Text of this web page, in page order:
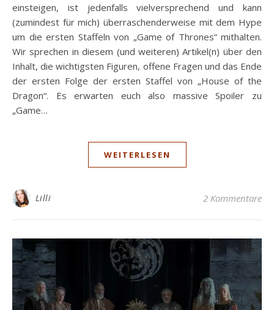
einsteigen, ist jedenfalls vielversprechend und kann
(zumindest für mich) überraschenderweise mit dem Hype
um die ersten Staffeln von „Game of Thrones“ mithalten.
Wir sprechen in diesem (und weiteren) Artikel(n) über den
Inhalt, die wichtigsten Figuren, offene Fragen und das Ende
der ersten Folge der ersten Staffel von „House of the
Dragon“. Es erwarten euch also massive Spoiler zu
„Game…
WEITERLESEN
Lilli 2 Kommentare